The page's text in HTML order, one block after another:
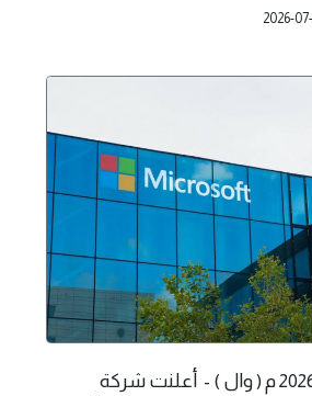
2026-
واشنطن 6 يوليو 2026 م ( وال ) - أعلنت شركة